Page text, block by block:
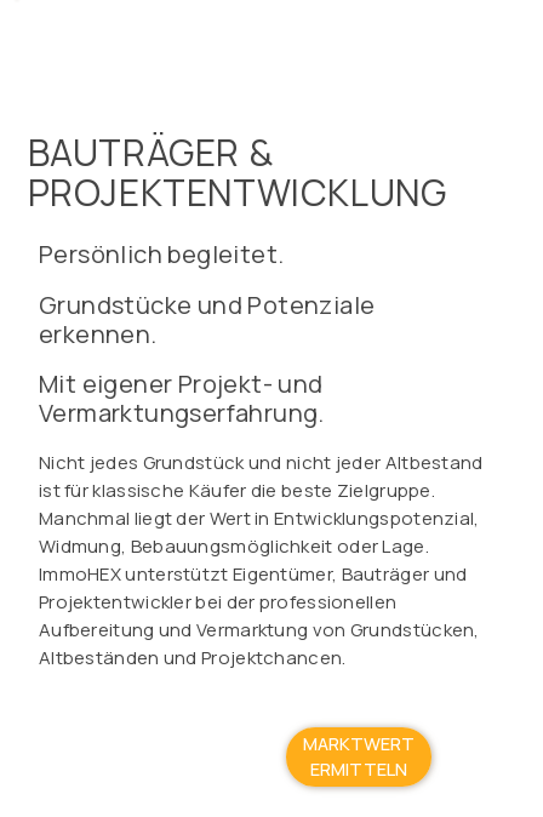
BAUTRÄGER &
PROJEKTENTWICKLUNG
Persönlich begleitet.
Grundstücke und Potenziale
erkennen.
Mit eigener Projekt- und
Vermarktungserfahrung.
Nicht jedes Grundstück und nicht jeder Altbestand
ist für klassische Käufer die beste Zielgruppe.
Manchmal liegt der Wert in Entwicklungspotenzial,
Widmung, Bebauungsmöglichkeit oder Lage.
ImmoHEX unterstützt Eigentümer, Bauträger und
Projektentwickler bei der professionellen
Aufbereitung und Vermarktung von Grundstücken,
Altbeständen und Projektchancen.
MARKTWERT
ERMITTELN